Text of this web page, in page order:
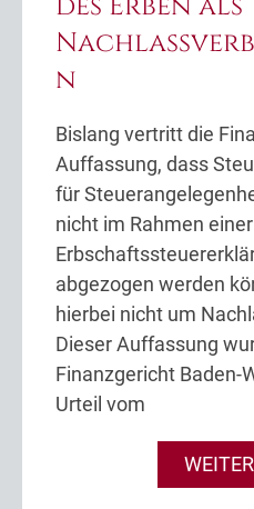
n
Bislang vertritt die
Auffassung, dass
für
nicht im Rahmen einer
abgezogen werden
hierbei nicht um
Dieser Auffassung
Finanzgericht Baden-
Urteil vom